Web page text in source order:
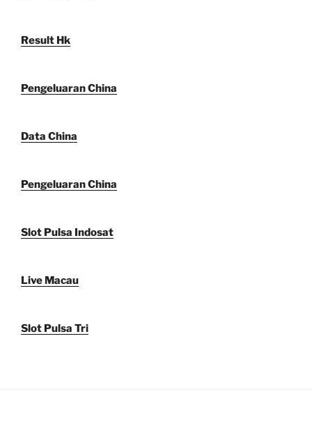
Result Hk
Pengeluaran China
Data China
Pengeluaran China
Slot Pulsa Indosat
Live Macau
Slot Pulsa Tri